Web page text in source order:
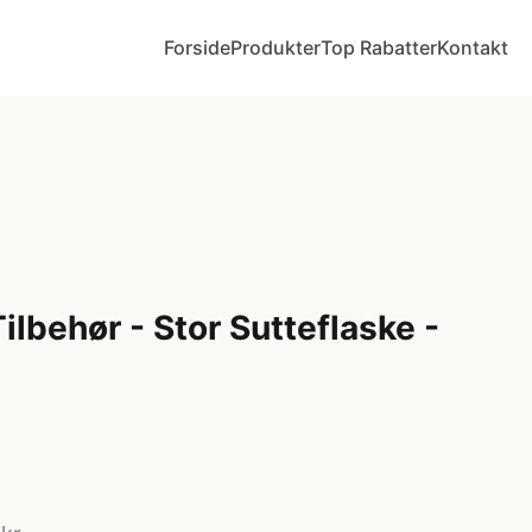
ForsideProdukterTop RabatterKontakt
- Stor Sutteflaske -